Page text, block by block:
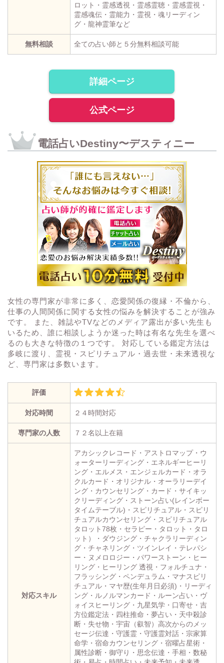
ロット・霊感透視・霊感霊聴・霊感霊視・
霊感魂伝・霊能力・霊視・魂リーディン
グ・龍神霊筆など
無料相談 全ての占い師と５分無料相談可能
詳細ページ
公式ページ
電話占いDestiny〜デスティニー
女性の専門家が非常に多く、恋愛関係の復縁・不倫から、
仕事の人間関係に関する女性の悩みを解決することが強み
です。 また、雑誌やTVなどのメディア露出が多い先生も
いるため、誰に相談しようか迷った時は有名な先生を選べ
るのも大きな特徴の１つです。 対応している鑑定方法は
多岐に渡り、霊視・スピリチュアル・過去世・未来透視な
ど、専門家は多数います。
評価
対応時間 ２４時間対応
専門家の人数 ７２名以上在籍
対応スキル
アカシックレコード・アストロマップ・ウ
ォーターリーディング・エネルギーヒーリ
ング・エルメス・エンジェルカード・オラ
クルカード・オリジナル・オーラリーデイ
ング・カウンセリング・カード・サイキッ
クリーディング・ストーン占い(レインボー
タイムテーブル)・スピリチュアル・スピリ
チュアルカウンセリング・スピリチュアル
タロット78枚・セラピー・タロット・タロ
ット）・ダウジング・チャクラリーディン
グ・チャネリング・ツインレイ・テレパシ
ー・ヌメロロジー・パワーストーン・ヒー
リング・ヒーリング 透視・フォルチュナ・
フラッシング・ペンデュラム・マナスピリ
チュアル・マヤ歴(生年月日必須)・リーディ
ング・ルノルマンカード・ルーン占い・ヴ
ォイスヒーリング・九星気学・口寄せ・吉
方位鑑定法・四柱推命・夢占い・天中殺診
断・失せ物・宇宙（叡智）高次からのメッ
セージ伝達・守護霊・守護霊対話・宗家算
命学・宿命カウンセリング・宿曜占星術・
属性診断・御守り・思念伝達・手相・数秘